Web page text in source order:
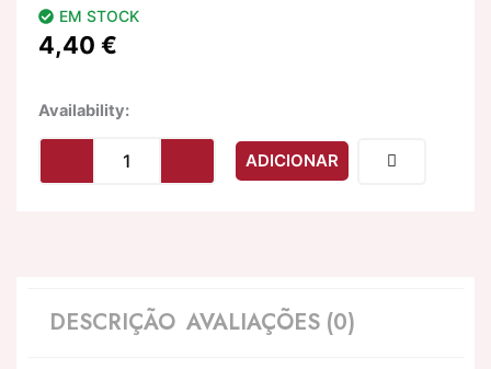
EM STOCK
4,40 €
Availability:Quantidade
INTENSE
SILICONE
ADICIONAR
DESCRIÇÃO AVALIAÇÕES (0)